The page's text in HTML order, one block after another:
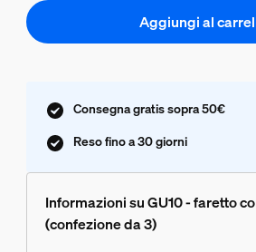
Aggiungi al
Consegna gratis sopra 50€
Reso fino a 30 giorni
Informazioni su GU10 - faretto
(confezione da 3)